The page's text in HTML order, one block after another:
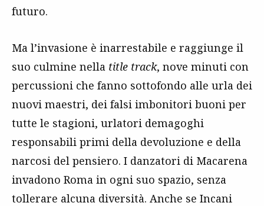
futuro.
Ma l’invasione è inarrestabile e raggiunge il
suo culmine nella title track, nove minuti con
percussioni che fanno sottofondo alle urla dei
nuovi maestri, dei falsi imbonitori buoni per
tutte le stagioni, urlatori demagoghi
responsabili primi della devoluzione e della
narcosi del pensiero. I danzatori di Macarena
invadono Roma in ogni suo spazio, senza
tollerare alcuna diversità. Anche se Incani